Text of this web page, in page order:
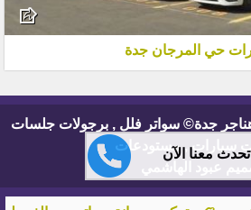
تحدث معنا الآن
حي المرجان جدة
جدة© سواتر فلل , برجولات جلسات
سيارات , مستودعات